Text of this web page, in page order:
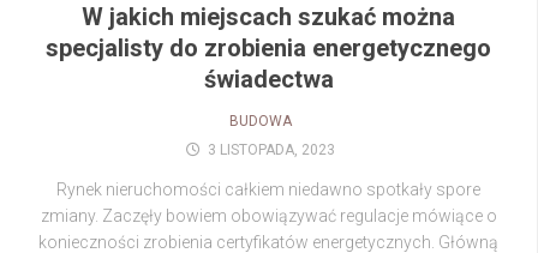
W jakich miejscach szukać można
specjalisty do zrobienia energetycznego
świadectwa
BUDOWA
3 LISTOPADA, 2023
Rynek nieruchomości całkiem niedawno spotkały spore
zmiany. Zaczęły bowiem obowiązywać regulacje mówiące o
konieczności zrobienia certyfikatów energetycznych. Główną